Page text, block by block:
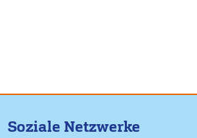
Soziale Netzwerke